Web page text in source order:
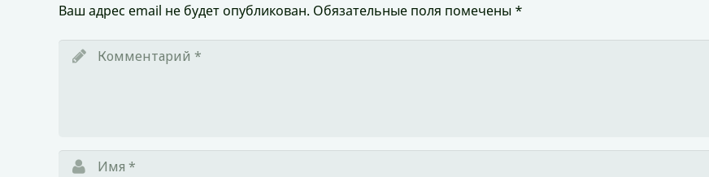
Ваш адрес email не будет опубликован. Обязательные поля помечены *